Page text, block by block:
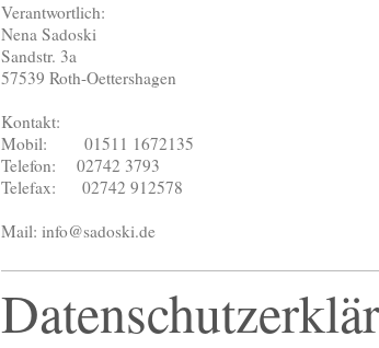
Verantwortlich:
Nena Sadoski
Sandstr. 3a
57539 Roth-Oettershagen
Kontakt:
Mobil: 01511 1672135
Telefon: 02742 3793
Telefax: 02742 912578
Mail: info@sadoski.de